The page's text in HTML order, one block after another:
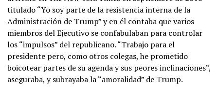
titulado “Yo soy parte de la resistencia interna de la
Administración de Trump” y en él contaba que varios
miembros del Ejecutivo se confabulaban para controlar
los “impulsos” del republicano. “Trabajo para el
presidente pero, como otros colegas, he prometido
boicotear partes de su agenda y sus peores inclinaciones”,
aseguraba, y subrayaba la “amoralidad” de Trump.